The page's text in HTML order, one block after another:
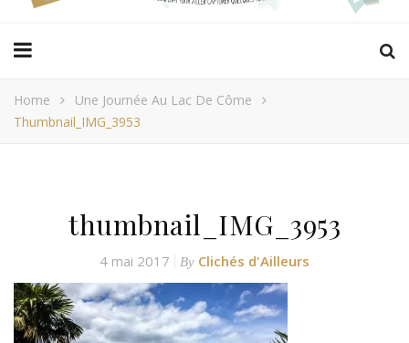
Home
Une Journée Au Lac De Côme
Thumbnail_IMG_3953
thumbnail_IMG_3953
4 mai 2017 By Clichés d'Ailleurs